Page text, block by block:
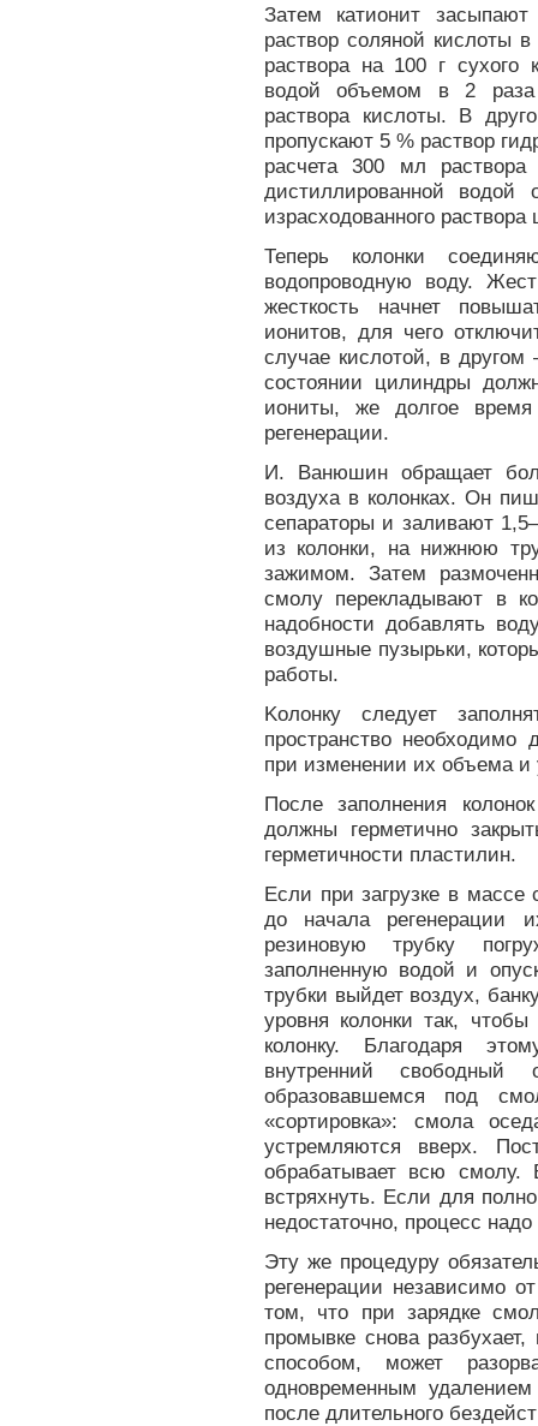
Затем катионит
раствор соляной кислоты
раствора на 100 г сухого
водой объемом в 2 раза
раствора кислоты. В
пропускают 5 % раствор
расчета 300 мл
дистиллированной
израсходованного
Теперь колонки
водопроводную воду.
жесткость начнет
ионитов, для чего
случае кислотой, в
состоянии цилиндры
иониты, же долгое
регенерации.
И. Ванюшин обращает
воздуха в колонках. Он
сепараторы и заливают
из колонки, на нижнюю
зажимом. Затем
смолу перекладывают в
надобности добавлять
воздушные пузырьки,
работы.
Kолонку следует
пространство
при изменении их объема и
После заполнения
должны герметично
герметичности пластилин.
Если при загрузке в
до начала регенерации
резиновую трубку
заполненную водой и
трубки выйдет воздух,
уровня колонки так,
колонку. Благодаря
внутренний
образовавшемся под
«сортировка»: смола
устремляются вверх.
обрабатывает всю смолу.
встряхнуть. Если для
недостаточно, процесс
Эту же процедуру
регенерации независимо
том, что при зарядке
промывке снова
способом, может
одновременным
после длительного